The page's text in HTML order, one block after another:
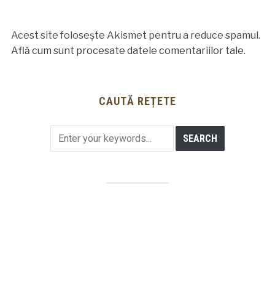
Acest site folosește Akismet pentru a reduce spamul.
Află cum sunt procesate datele comentariilor tale.
CAUTĂ REȚETE